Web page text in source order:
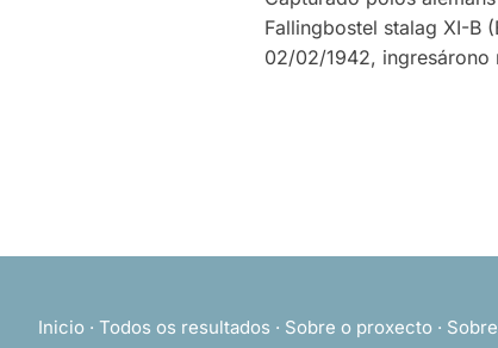
Fallingbostel stalag XI-B
02/02/1942, ingresárono
Inicio · Todos os resultados · Sobre o proxecto ·